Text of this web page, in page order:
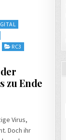
RC3
zu Ende
Virus,
Doch ihr